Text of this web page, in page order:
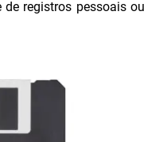
de registros pessoais ou